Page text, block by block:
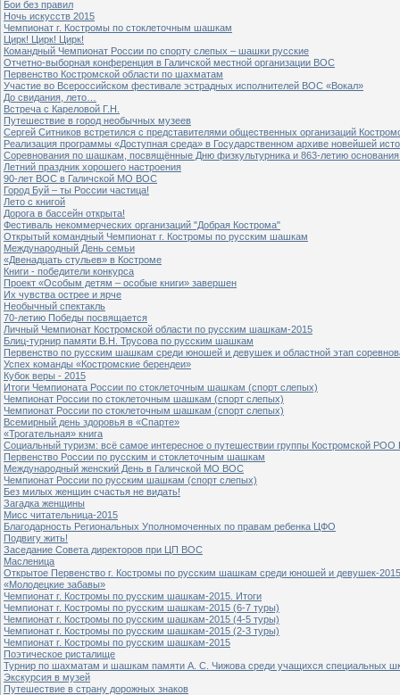
Бои без правил
Ночь искусств 2015
Чемпионат г. Костромы по стоклеточным шашкам
Цирк! Цирк! Цирк!
Командный Чемпионат России по спорту слепых – шашки русские
Отчетно-выборная конференция в Галичской местной организации ВОС
Первенство Костромской области по шахматам
Участие во Всероссийском фестивале эстрадных исполнителей ВОС «Вокал»
До свидания, лето…
Встреча с Кареловой Г.Н.
Путешествие в город необычных музеев
Сергей Ситников встретился с представителями общественных организаций
Реализация программы «Доступная среда» в Государственном архиве новейшей
Соревнования по шашкам, посвящённые Дню физкультурника и 863-летию основания
Летний праздник хорошего настроения
90-лет ВОС в Галичской МО ВОС
Город Буй – ты России частица!
Лето с книгой
Дорога в бассейн открыта!
Фестиваль некоммерческих организаций "Добрая Кострома"
Открытый командный Чемпионат г. Костромы по русским шашкам
Международный День семьи
«Двенадцать стульев» в Костроме
Книги - победители конкурса
Проект «Особым детям – особые книги» завершен
Их чувства острее и ярче
Необычный спектакль
70-летию Победы посвящается
Личный Чемпионат Костромской области по русским шашкам-2015
Блиц-турнир памяти В.Н. Трусова по русским шашкам
Первенство по русским шашкам среди юношей и девушек и областной этап
Успех команды «Костромские берендеи»
Кубок веры - 2015
Итоги Чемпионата России по стоклеточным шашкам (спорт слепых)
Чемпионат России по стоклеточным шашкам (спорт слепых)
Чемпионат России по стоклеточным шашкам (спорт слепых)
Всемирный день здоровья в «Спарте»
«Трогательная» книга
Социальный туризм: всё самое интересное о путешествии группы Костромской
Первенство России по русским и стоклеточным шашкам
Международный женский День в Галичской МО ВОС
Чемпионат России по русским шашкам (спорт слепых)
Без милых женщин счастья не видать!
Загадка женщины
Мисс читательница-2015
Благодарность Региональных Уполномоченных по правам ребенка ЦФО
Подвигу жить!
Заседание Совета директоров при ЦП ВОС
Масленица
Открытое Первенство г. Костромы по русским шашкам среди юношей и девушек-
«Молодецкие забавы»
Чемпионат г. Костромы по русским шашкам-2015. Итоги
Чемпионат г. Костромы по русским шашкам-2015 (6-7 туры)
Чемпионат г. Костромы по русским шашкам-2015 (4-5 туры)
Чемпионат г. Костромы по русским шашкам-2015 (2-3 туры)
Чемпионат г. Костромы по русским шашкам-2015
Поэтическое ристалище
Турнир по шахматам и шашкам памяти А. С. Чижова среди учащихся специальных
Экскурсия в музей
Путешествие в страну дорожных знаков